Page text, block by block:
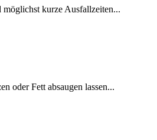
kurze Ausfallzeiten...
oder Fett absaugen lassen...